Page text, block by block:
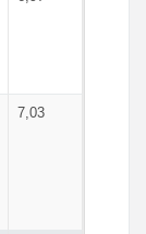
7,03